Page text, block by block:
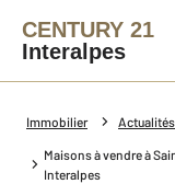
CENTURY 21
Interalpes
Immobilier Actualités
Maisons à vendre à
Interalpes